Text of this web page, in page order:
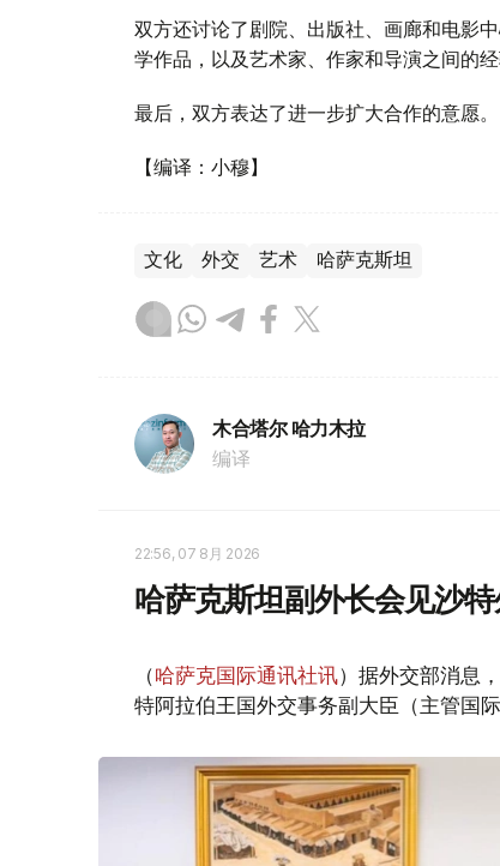
双方还讨论了剧院、出版社、画廊和电影
学作品，以及艺术家、作家和导演之间的经
最后，双方表达了进一步扩大合作的意愿。
【编译：小穆】
文化 外交 艺术 哈萨克斯坦
木合塔尔 哈力木拉
编译
22:56, 07 8月 2026
哈萨克斯坦副外长会见沙
（哈萨克国际通讯社讯）据外交部消息
特阿拉伯王国外交事务副大臣（主管国际